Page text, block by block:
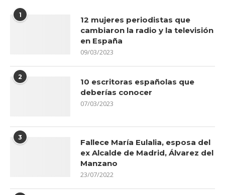
1
12 mujeres periodistas que
cambiaron la radio y la televisión
en España
09/03/2023
2
10 escritoras españolas que
deberías conocer
07/03/2023
3
Fallece María Eulalia, esposa del
ex Alcalde de Madrid, Álvarez del
Manzano
23/07/2022